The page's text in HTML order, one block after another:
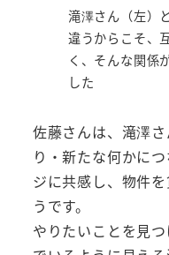
滝澤さん（左）
違うからこそ、
く、そんな関係
した
佐藤さんは、滝澤
り・新たな何かに
ジに共感し、物件
うです。
やりたいことを見